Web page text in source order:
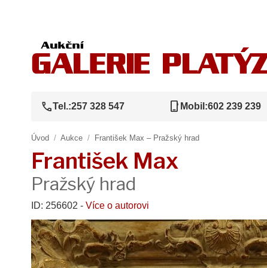
callTel.:257 328 547 phone_iphone Mobil:602 239 239
Úvod / Aukce / František Max – Pražský hrad
František Max
Pražský hrad
ID: 256602 - Více o autorovi